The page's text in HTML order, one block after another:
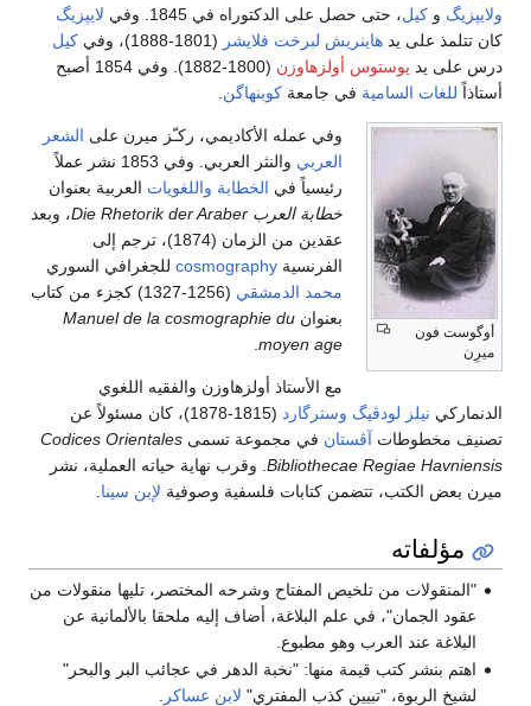
ولايپزيگ و كيل، حتى حصل على الدكتوراه في 1845. وفي
لايپزيگ
كان تتلمذ على يد هاينريش لبرخت فلايشر (1801-1888)، وفي
كيل
درس على يد يوستوس أولزهاوزن
(1800-1882). وفي 1854 أصبح
أستاذاً للغات السامية في جامعة كوبنهاگن
أوگوست فون
ميرِن
وفي عمله الأكاديمي، ركـّز ميرن على الشعر
العربي
والنثر العربي. وفي 1853 نشر عملاً
رئيسياً في الخطابة واللغويات العربية بعنوان
خطابة العرب Die Rhetorik der Araber
، وبعد
عقدين من الزمان (1874)، ترجم إلى
الفرنسية cosmographyللجغرافي السوري
محمد الدمشقي
(1256-1327) كجزء من كتاب
بعنوان Manuel de la cosmographie du
moyen age
.
مع الأستاذ أولزهاوزن والفقيه اللغوي
الدنماركي نيلز لودڤيگ وسترگارد
(1815-1878)، كان مسئولاً عن
تصنيف مخطوطات آڤستان في مجموعة تسمى Codices Orientales
Bibliothecae Regiae Havniensis . وقرب نهاية حياته العملية، نشر
ميرن بعض الكتب، تتضمن كتابات فلسفية وصوفية لإبن سينا
مؤلفاته
"المنقولات من تلخيص المفتاح وشرحه المختصر، تليها منقولات من
عقود الجمان"، في علم البلاغة، أضاف إليه ملحقا بالألمانية عن
البلاغة عند العرب وهو مطبوع.
اهتم بنشر كتب قيمة منها: "نخبة الدهر في عجائب البر والبحر"
لشيخ الربوة، "تبيين كذب المفتري" لابن عساكر